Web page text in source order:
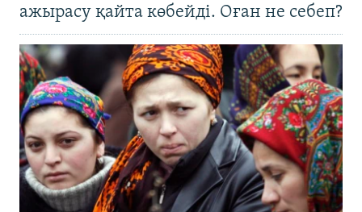
ажырасу қайта көбейді. Оған не себеп?